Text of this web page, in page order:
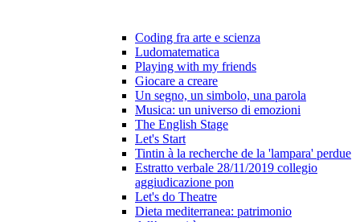
Coding fra arte e scienza
Ludomatematica
Playing with my friends
Giocare a creare
Un segno, un simbolo, una parola
Musica: un universo di emozioni
The English Stage
Let's Start
Tintin à la recherche de la 'lampara' perdue
Estratto verbale 28/11/2019 collegio
aggiudicazione pon
Let's do Theatre
Dieta mediterranea: patrimonio